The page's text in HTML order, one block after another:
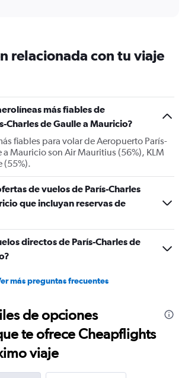
relacionada con tu viaje
más fiables de
Charles de Gaulle a Mauricio?
fiables para volar de Aeropuerto París-
a Mauricio son Air Mauritius (56%), KLM
(55%).
de vuelos de París-Charles
que incluyan reservas de
directos de París-Charles de
más preguntas frecuentes
de opciones
te ofrece Cheapflights
viaje